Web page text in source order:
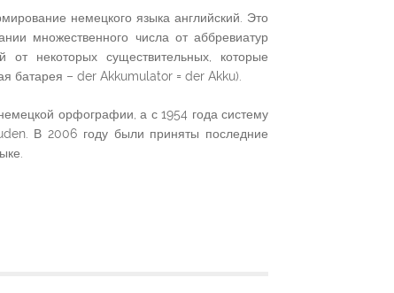
немецкого языка английский. Это
множественного числа от аббревиатур
некоторых существительных, которые
батарея – der Akkumulator = der Akku).
орфографии, а с 1954 года систему
В 2006 году были приняты последние